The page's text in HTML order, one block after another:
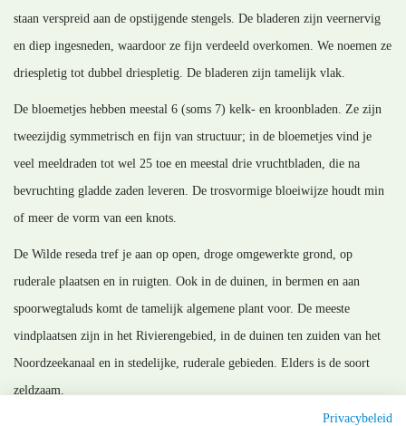
staan verspreid aan de opstijgende stengels. De bladeren zijn veernervig
en diep ingesneden, waardoor ze fijn verdeeld overkomen. We noemen ze
driespletig tot dubbel driespletig. De bladeren zijn tamelijk vlak.
De bloemetjes hebben meestal 6 (soms 7) kelk- en kroonbladen. Ze zijn
tweezijdig symmetrisch en fijn van structuur; in de bloemetjes vind je
veel meeldraden tot wel 25 toe en meestal drie vruchtbladen, die na
bevruchting gladde zaden leveren. De trosvormige bloeiwijze houdt min
of meer de vorm van een knots.
De Wilde reseda tref je aan op open, droge omgewerkte grond, op
ruderale plaatsen en in ruigten. Ook in de duinen, in bermen en aan
spoorwegtaluds komt de tamelijk algemene plant voor. De meeste
vindplaatsen zijn in het Rivierengebied, in de duinen ten zuiden van het
Noordzeekanaal en in stedelijke, ruderale gebieden. Elders is de soort
zeldzaam.
Privacybeleid